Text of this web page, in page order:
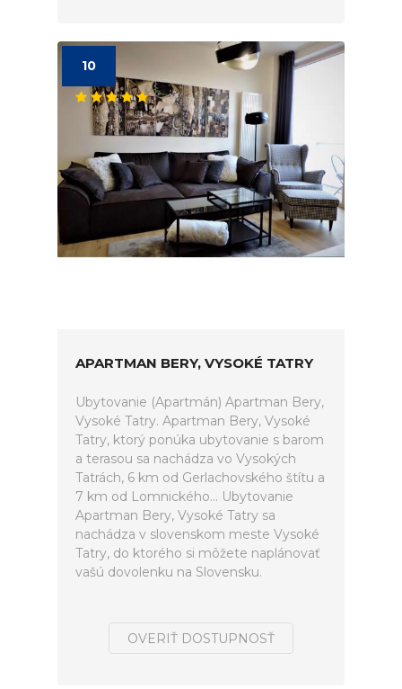
10
APARTMAN BERY, VYSOKÉ TATRY
Ubytovanie (Apartmán) Apartman Bery,
Vysoké Tatry. Apartman Bery, Vysoké
Tatry, ktorý ponúka ubytovanie s barom
a terasou sa nachádza vo Vysokých
Tatrách, 6 km od Gerlachovského štítu a
7 km od Lomnického... Ubytovanie
Apartman Bery, Vysoké Tatry sa
nachádza v slovenskom meste Vysoké
Tatry, do ktorého si môžete naplánovať
vašú dovolenku na Slovensku.
OVERIŤ DOSTUPNOSŤ